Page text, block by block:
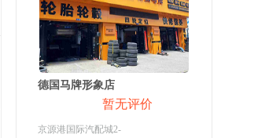
德国马牌形象店
暂无评价
京源港国际汽配城2-